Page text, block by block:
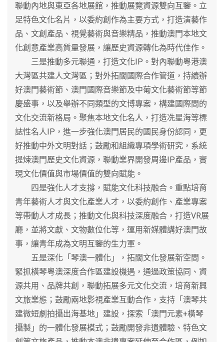
聯動內地與東亞各地展館，推動展覽資源雙向互鑒。立
足特色文化名片，以委約創作為主要方式，打造演藝作
品、文創產品、視覺藝術與音樂精品，推動澳門本地文
化創意產業高質量發展，讓歷史資源轉化為時代佳作。
三是推動多元聯通，打造文化IP。對內聯動粵港澳
大灣區共建人文灣區；對外拓闊國際合作管道，持續辦
好澳門藝術節、澳門國際音樂節及中葡文化藝術節等節
慶盛事，以及舉辦不同類型的文博專案，構建國際間的
文化交流新格局。聚焦本地文化名人，打造冼星海等標
誌性名人IP，進一步強化澳門居民的國民身份認同，更
好推動中外文明對話；鼓勵和組織專項學術研究，系統
提煉澳門歷史文化資源，聯動業界開發周邊IP產品，實
現文化價值與市場價值的雙向賦能。
四是強化人才支撐，賦能文化科技融合。重點培育
青年藝術人才與文化產業人才，以委約創作、產業專案
等帶動人才成長；推動文化與科技深度融合，打造VR展
廳，並將文獻、文物數位化等，運用新媒體講好澳門故
事，讓青年成為文明互鑒的生力軍。
五是深化「琴澳一體化」，拓闊文化發展新空間。
緊抓橫琴粵澳深度合作區建設機遇，通過政策協同、資
源共用、品牌共創，聯動拓展多元文化交流，培育新興
文旅業態；鼓勵兩地影視產業互動合作，支持「澳琴共
建微短劇拍攝出海基地」建設，探索「澳門元素+橫琴
攝製」的一體化發展模式；鼓勵開發非遺體驗、特色文